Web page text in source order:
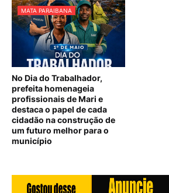
MATA PARAIBANA
No Dia do Trabalhador,
prefeita homenageia
profissionais de Mari e
destaca o papel de cada
cidadão na construção de
um futuro melhor para o
município